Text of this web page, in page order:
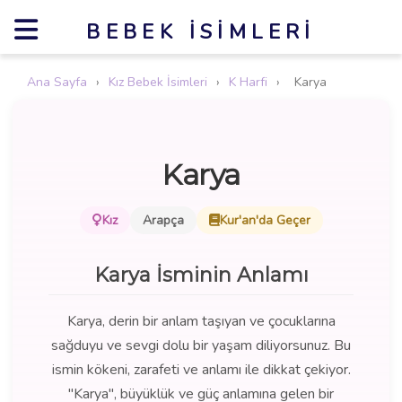
BEBEK İSIMLERI
Ana Sayfa › Kız Bebek İsimleri › K Harfi › Karya
Karya
Kız Arapça Kur'an'da Geçer
Karya İsminin Anlamı
Karya, derin bir anlam taşıyan ve çocuklarına
sağduyu ve sevgi dolu bir yaşam diliyorsunuz. Bu
ismin kökeni, zarafeti ve anlamı ile dikkat çekiyor.
"Karya", büyüklük ve güç anlamına gelen bir